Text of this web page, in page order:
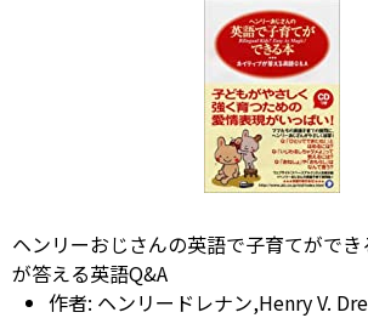
ヘンリーおじさんの英語で子育てがで
が答える英語Q&A
作者: ヘンリードレナン,Henry V.